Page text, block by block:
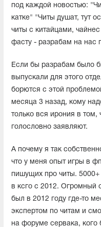
под каждой новостью:
катке" "Читы душат, тут
читы с китайцами,
фасту - разрабам на нас
Если бы разрабам было
выпускали для этого
борются с этой
месяца 3 назад, кому
только вся ирония в том,
голословно заявляют.
А почему я так
что у меня опыт игры в
пишущих про читы. 5000+
в ксго с 2012. Огромный
был в 2012 году где-то
экспертом по читам и
на форуме сервака, кого